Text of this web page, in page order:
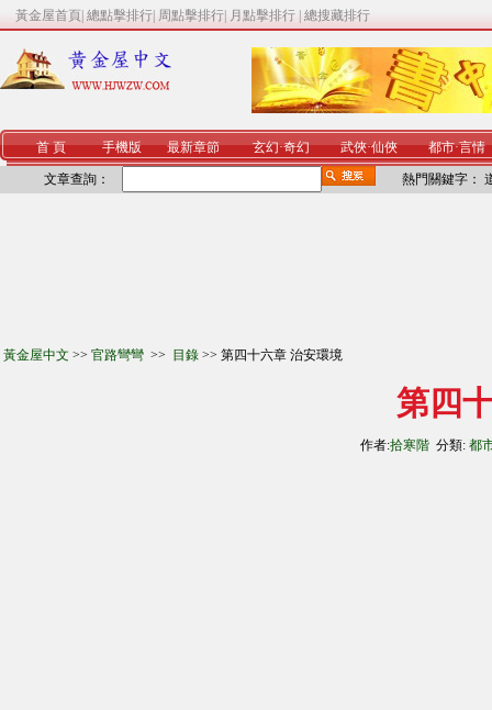
黃金屋首頁 總點擊排行 周點擊排行 月點擊排行 總搜藏排行
首 頁 手機版 最新章節 玄幻·奇幻 武俠·仙俠 都市·言情
文章查詢： 熱門關鍵字：
黃金屋中文 >> 官路彎彎 >> 目錄 >> 第四十六章 治安環境
第四
作者:拾寒階 分類: 都